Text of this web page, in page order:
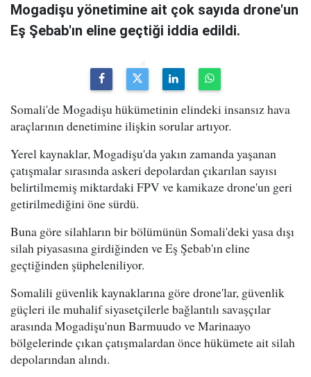
Mogadişu yönetimine ait çok sayıda drone'un
Eş Şebab'ın eline geçtiği iddia edildi.
Somali'de Mogadişu hükümetinin elindeki insansız hava
araçlarının denetimine ilişkin sorular artıyor.
Yerel kaynaklar, Mogadişu'da yakın zamanda yaşanan
çatışmalar sırasında askeri depolardan çıkarılan sayısı
belirtilmemiş miktardaki FPV ve kamikaze drone'un geri
getirilmediğini öne sürdü.
Buna göre silahların bir bölümünün Somali'deki yasa dışı
silah piyasasına girdiğinden ve Eş Şebab'ın eline
geçtiğinden şüpheleniliyor.
Somalili güvenlik kaynaklarına göre drone'lar, güvenlik
güçleri ile muhalif siyasetçilerle bağlantılı savaşçılar
arasında Mogadişu'nun Barmuudo ve Marinaayo
bölgelerinde çıkan çatışmalardan önce hükümete ait silah
depolarından alındı.